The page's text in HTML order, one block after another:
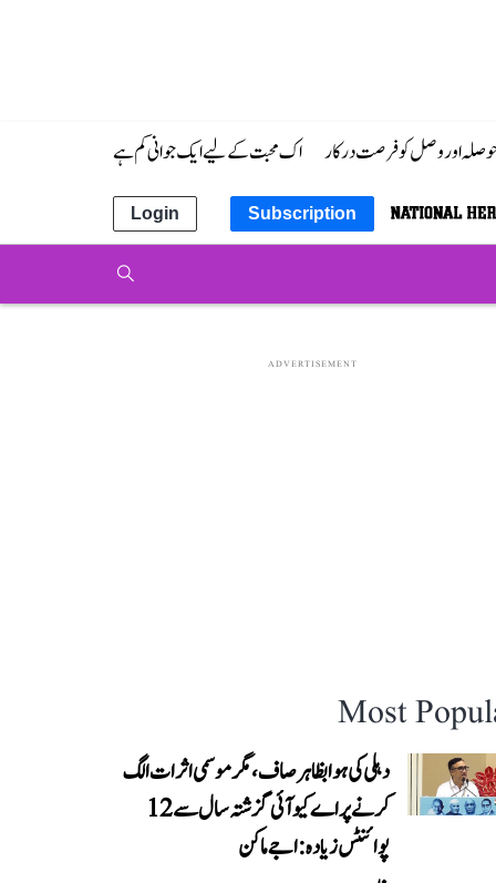
حوصلہ اور وصل کو فرصت درکار اک محبت کے لیے ایک جوانی کم ہے
Subscription
Login
ADVERTISEMENT
Most
دہلی کی ہوا بظاہر صاف، مگر موسمی اثرات الگ
کرنے پر اے کیو آئی گزشتہ سال سے 12
پوائنٹس زیادہ: اجے ماکن